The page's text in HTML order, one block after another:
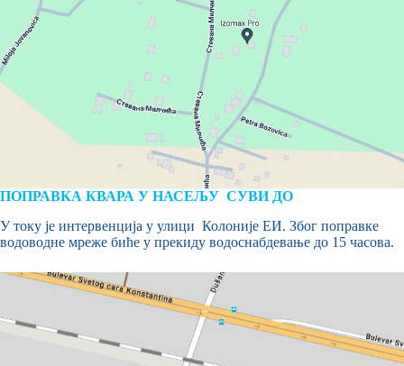
ПОПРАВКА КВАРА У НАСЕЉУ СУВИ ДО
У току је интервенција у улици Колоније ЕИ. Због поправке
водоводне мреже биће у прекиду водоснабдевање до 15 часова.